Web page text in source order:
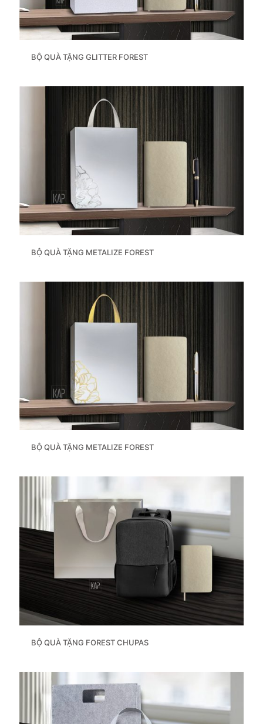
BỘ QUÀ TẶNG GLITTER FOREST
BỘ QUÀ TẶNG METALIZE FOREST
BỘ QUÀ TẶNG METALIZE FOREST
BỘ QUÀ TẶNG FOREST CHUPAS